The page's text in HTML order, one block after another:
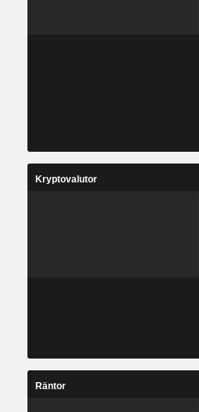
Kryptovalutor
Räntor